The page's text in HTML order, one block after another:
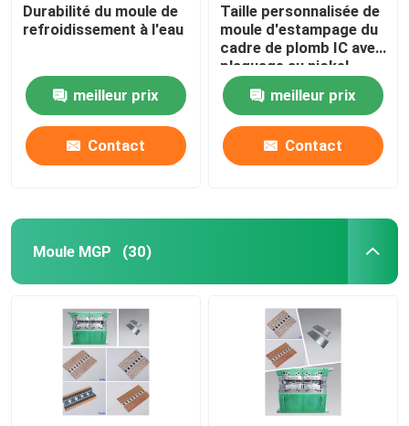
Durabilité du moule de
refroidissement à l'eau
meilleur prix
Contact
Taille personnalisée de
moule d'estampage du
cadre de plomb IC avec
plaquage au nickel
meilleur prix
Contact
Moule MGP (30)